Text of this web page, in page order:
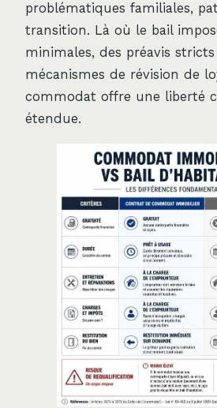
problématiques familiales,
transition. Là où le bail
minimales, des préavis
mécanismes de révision de
commodat offre une liberté
étendue.